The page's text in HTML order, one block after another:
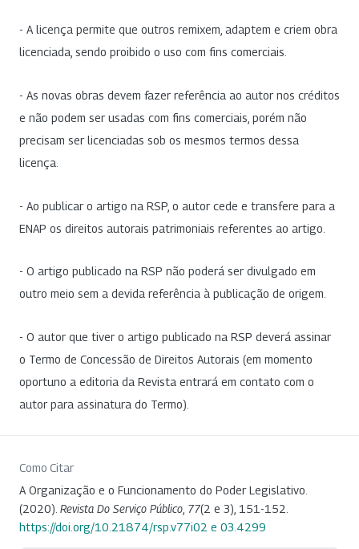
- A licença permite que outros remixem, adaptem e criem obra
licenciada, sendo proibido o uso com fins comerciais.
- As novas obras devem fazer referência ao autor nos créditos
e não podem ser usadas com fins comerciais, porém não
precisam ser licenciadas sob os mesmos termos dessa
licença.
- Ao publicar o artigo na RSP, o autor cede e transfere para a
ENAP os direitos autorais patrimoniais referentes ao artigo.
- O artigo publicado na RSP não poderá ser divulgado em
outro meio sem a devida referência à publicação de origem.
- O autor que tiver o artigo publicado na RSP deverá assinar
o Termo de Concessão de Direitos Autorais (em momento
oportuno a editoria da Revista entrará em contato com o
autor para assinatura do Termo).
Como Citar
A Organização e o Funcionamento do Poder Legislativo.
(2020). Revista Do Serviço Público 77(2 e 3), 151-152.
https://doi.org/10.21874/rsp.v77i02 e 03.4299